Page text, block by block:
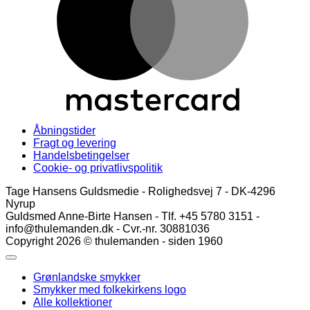
Åbningstider
Fragt og levering
Handelsbetingelser
Cookie- og privatlivspolitik
Tage Hansens Guldsmedie - Rolighedsvej 7 - DK-4296
Nyrup
Guldsmed Anne-Birte Hansen - Tlf. +45 5780 3151 -
info@thulemanden.dk - Cvr.-nr. 30881036
Copyright 2026 © thulemanden - siden 1960
Grønlandske smykker
Smykker med folkekirkens logo
Alle kollektioner